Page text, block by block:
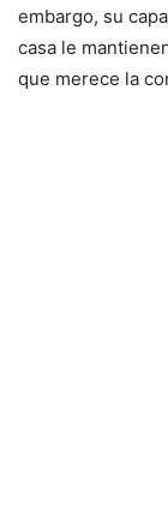
embargo, su
casa le
que merece la